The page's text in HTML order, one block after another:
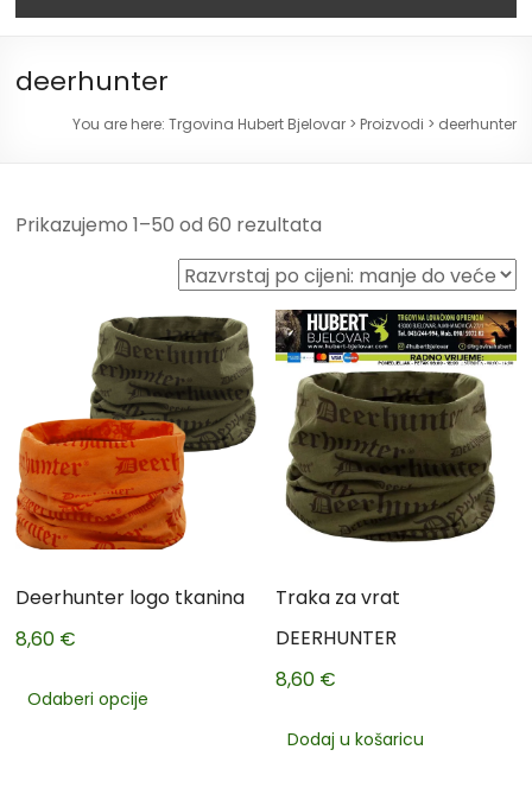
deerhunter
You are here: Trgovina Hubert Bjelovar> Proizvodi > deerhunter
Prikazujemo 1–50 od 60 rezultata
Deerhunter logo tkanina
8,60 €
Odaberi opcije
Traka za vrat
DEERHUNTER
8,60 €
Dodaj u košaricu